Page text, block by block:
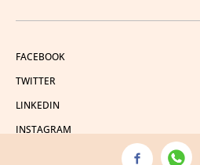
FACEBOOK
TWITTER
LINKEDIN
INSTAGRAM